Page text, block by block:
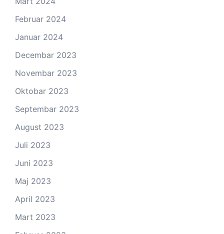
Februar 2024
Januar 2024
Decembar 2023
Novembar 2023
Oktobar 2023
Septembar 2023
August 2023
Juli 2023
Juni 2023
Maj 2023
April 2023
Mart 2023